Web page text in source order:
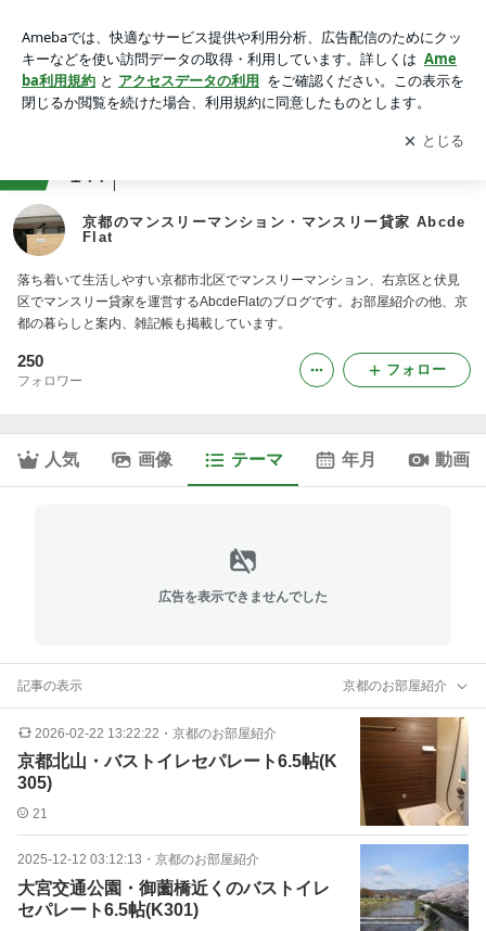
貸家 AbcdeFlat
アプリをダウンロードして ブログの更新通知
を受け取りまし
ょう。
開く
144
京都のマンスリーマンション・マンスリー貸家 Abcde
Flat
落ち着いて生活しやすい京都市北区でマンスリーマンション、右京区と伏見
区でマンスリー貸家を運営するAbcdeFlatのブログです。お部屋紹介の他、京
都の暮らしと案内、雑記帳も掲載しています。
250
フォロワー
フォロー
人気 画像 テーマ 年月 動画
広告を表示できませんでした
記事の表示 京都のお部屋紹介
2026-02-22 13:22:22 ・ 京都のお部屋紹介
京都北山・バストイレセパレート6.5帖(K
305)
21
2025-12-12 03:12:13 ・ 京都のお部屋紹介
大宮交通公園・御薗橋近くのバストイレ
セパレート6.5帖(K301)